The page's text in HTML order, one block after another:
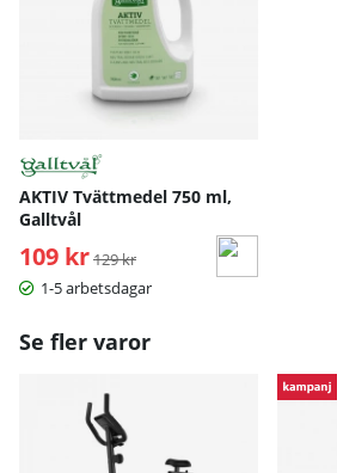
AKTIV Tvättmedel 750 ml,
Galltvål
109 kr Ordinarie pris:
129 kr
1-5 arbetsdagar
Se fler varor